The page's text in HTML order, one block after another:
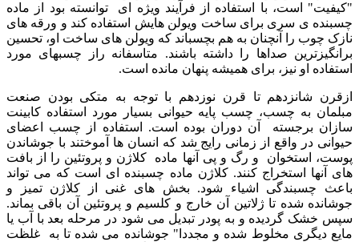
"کیفیت" است، با استفاده از فرآیند ویژه ای توانسته بود از ماده
چسبنده ی سری برای ساخت ویولن هایش استفاده کند و ورقه های
نازک چوب را آنچنان به هم بچسباند که ویولن های ساخت او، تحسین
برانگیزترین صداها را داشته باشند. متاسفانه راز چسبهای مورد
استفاده او نیز، برای همیشه پنهان مانده است.
ازقرن شانزدهم تا قرن نوزدهم با توجه به متکی بودن صنعت
مبلمان به چسب، چسب پایه حیوانی بسیار مورد استفاده کابینت
سازان برجسته آن دوران بوده است. استفاده از چسب اعضای
حیوانی در واقع از زمانی رایج شد که انسان ها آموختند با جوشاندن
پوست، استخوان و رگ و پی آنها ماده کلاژن و پروتئین را از بافت
های آنها استخراج کنند. کلاژن ماده چسبنده ای است که می تواند
باعث چسبندگی اشیاء شود. بخش های غنی از کلاژن تمیز و
جوشانده شده تا ژلاتین آن خارج و کلسیم و پروتئین آن باقی بماند.
سپس خشک گردیده و به پودر تبدیل می شود در مرحله بعد با آب یا
مایع دیگری مخلوط شده و مجددا" جوشانده می شده تا به غلظت